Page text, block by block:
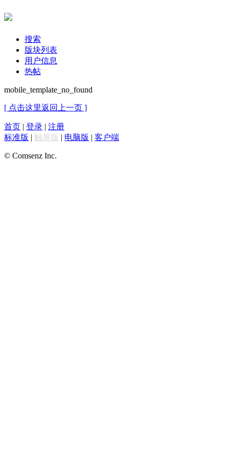
搜索
版块列表
用户信息
热帖
mobile_template_no_found
[ 点击这里返回上一页 ]
首页 | 登录 | 注册
标准版 | 触屏版 | 电脑版 | 客户端
© Comsenz Inc.